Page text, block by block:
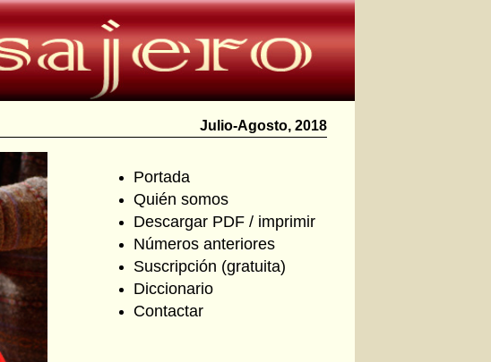
Julio-Agosto, 2018
Portada
Quién somos
Descargar PDF / imprimir
Números anteriores
Suscripción (gratuita)
Diccionario
Contactar